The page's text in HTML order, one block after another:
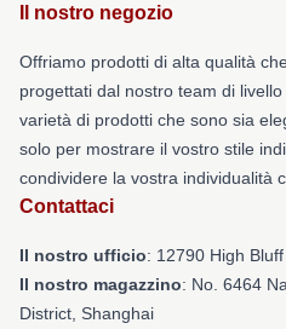
Il nostro negozio
Offriamo prodotti di alta qualità
progettati dal nostro team di
varietà di prodotti che sono sia
solo per mostrare il vostro stile
condividere la vostra individualità
Contattaci
Il nostro ufficio: 12790 High
Il nostro magazzino: No. 6464
District, Shanghai